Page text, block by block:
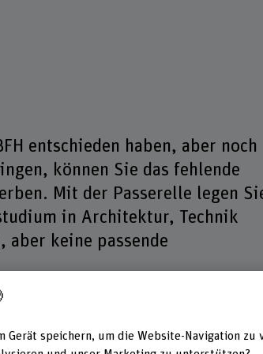
entschieden haben, aber noch
können Sie das fehlende
Mit der Passerelle legen
in Architektur, Technik
keine passende
Gerät speichern, um die Website-Navigation zu